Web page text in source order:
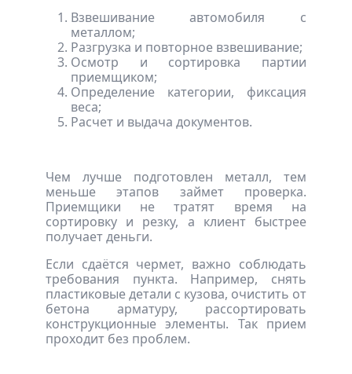
Взвешивание автомобиля с
металлом;
Разгрузка и повторное взвешивание;
Осмотр и сортировка партии
приемщиком;
Определение категории, фиксация
веса;
Расчет и выдача документов.
Чем лучше подготовлен металл, тем
меньше этапов займет проверка.
Приемщики не тратят время на
сортировку и резку, а клиент быстрее
получает деньги.
Если сдаётся чермет, важно соблюдать
требования пункта. Например, снять
пластиковые детали с кузова, очистить от
бетона арматуру, рассортировать
конструкционные элементы. Так прием
проходит без проблем.